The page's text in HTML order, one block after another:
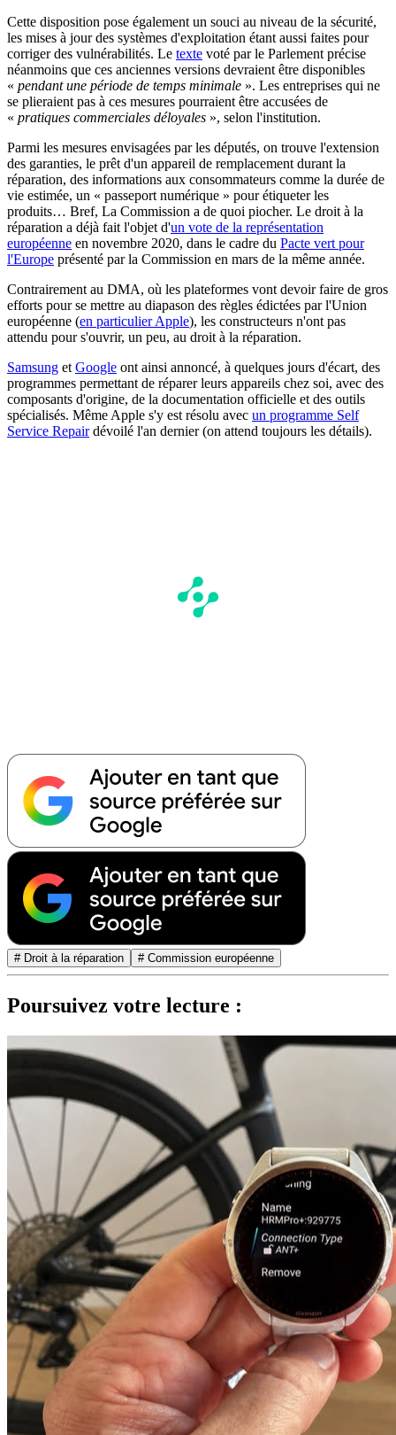
Cette disposition pose également un souci au niveau de la sécurité,
les mises à jour des systèmes d'exploitation étant aussi faites pour
corriger des vulnérabilités. Le texte voté par le Parlement précise
néanmoins que ces anciennes versions devraient être disponibles
« pendant une période de temps minimale ». Les entreprises qui ne
se plieraient pas à ces mesures pourraient être accusées de
« pratiques commerciales déloyales », selon l'institution.
Parmi les mesures envisagées par les députés, on trouve l'extension
des garanties, le prêt d'un appareil de remplacement durant la
réparation, des informations aux consommateurs comme la durée de
vie estimée, un « passeport numérique » pour étiqueter les
produits… Bref, La Commission a de quoi piocher. Le droit à la
réparation a déjà fait l'objet d'un vote de la représentation
européenne en novembre 2020, dans le cadre du Pacte vert pour
l'Europe présenté par la Commission en mars de la même année.
Contrairement au DMA, où les plateformes vont devoir faire de gros
efforts pour se mettre au diapason des règles édictées par l'Union
européenne (en particulier Apple), les constructeurs n'ont pas
attendu pour s'ouvrir, un peu, au droit à la réparation.
Samsung et Google ont ainsi annoncé, à quelques jours d'écart, des
programmes permettant de réparer leurs appareils chez soi, avec des
composants d'origine, de la documentation officielle et des outils
spécialisés. Même Apple s'y est résolu avec un programme Self
Service Repairdévoilé l'an dernier (on attend toujours les détails).
# Droit à la réparation # Commission européenne
Poursuivez votre lecture :